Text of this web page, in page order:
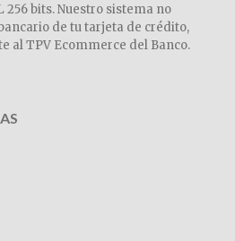
256 bits. Nuestro sistema no
de tu tarjeta de crédito,
al TPV Ecommerce del Banco.